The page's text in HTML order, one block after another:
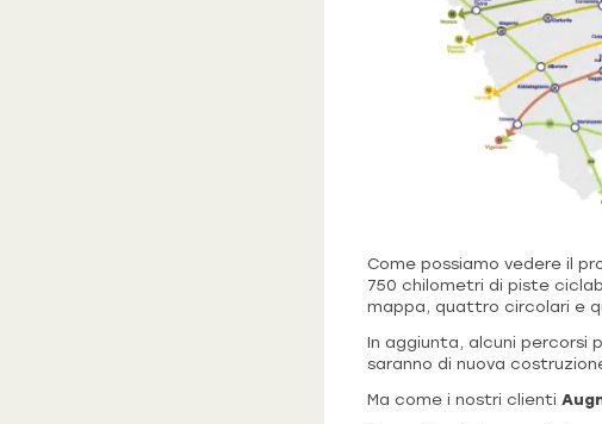
Come possiamo vedere il
750 chilometri di piste
mappa, quattro circolari e
In aggiunta, alcuni percorsi
saranno di nuova
Ma come i nostri clienti